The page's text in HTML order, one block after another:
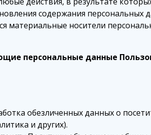
содержания
материальные носители
персональные данные
обезличенных данных о
и других).